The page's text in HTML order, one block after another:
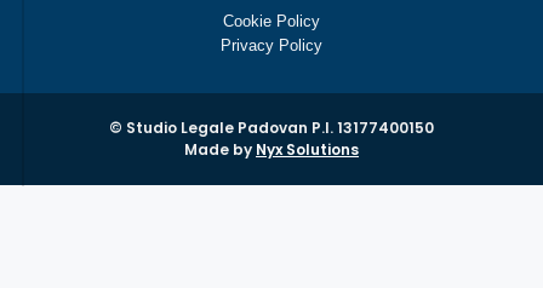
Cookie Policy
Privacy Policy
© Studio Legale Padovan P.I. 13177400150
Made by Nyx Solutions